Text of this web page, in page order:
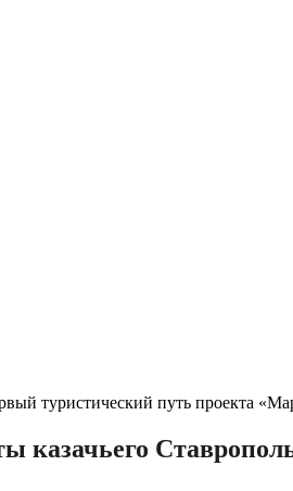
туристический путь проекта
казачьего